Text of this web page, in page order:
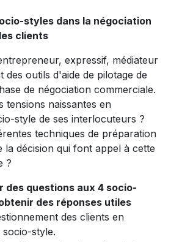
styles dans la négociation
clients
expressif, médiateur
des outils d'aide de pilotage de
de négociation commerciale.
tensions naissantes en
style de ses interlocuteurs ?
techniques de préparation
la décision qui font appel à cette
?
des questions aux 4 socio-
des réponses utiles
des clients en
style.